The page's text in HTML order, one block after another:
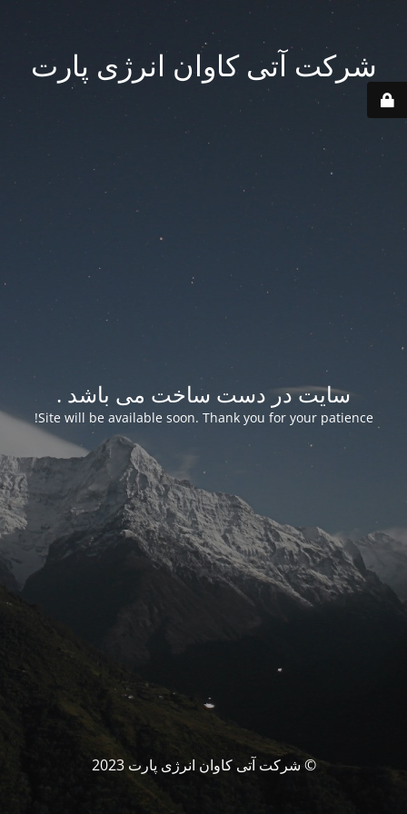
شرکت آتی کاوان انرژی پارت
سایت در دست ساخت می باشد .
Site will be available soon. Thank you for your patience!
© شرکت آتی کاوان انرژی پارت 2023